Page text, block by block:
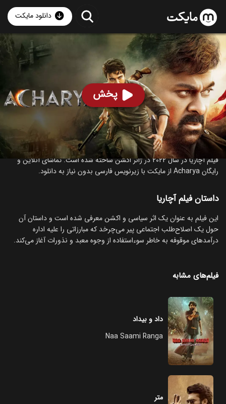
دانلود مایکت
پخش
فیلم هندی آچاریا
۱۱۶ 90% ۳.۸
ساخت هند سال 2022
رده سنی ۱۸+
هندی
اکشن درام
درباره فیلم آچاریا
فیلم آچاریا در سال 2022 در ژانر اکشن ساخته شده است. تماشای آنلاین و
رایگان Acharya از مایکت با زیرنویس فارسی بدون نیاز به دانلود.
داستان فیلم آچاریا
این فیلم به عنوان یک اثر سیاسی و اکشن معرفی شده است و داستان آن
حول یک اصلاح‌طلب اجتماعی پیر می‌چرخد که مبارزاتی را علیه اداره
درآمدهای موقوفه به خاطر سوءاستفاده از وجوه معبد و نذورات آغاز می‌کند.
فیلم‌های مشابه
داد و بیداد
Naa Saami Ranga
متر